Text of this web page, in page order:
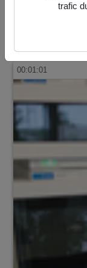
00:01:01
trafic